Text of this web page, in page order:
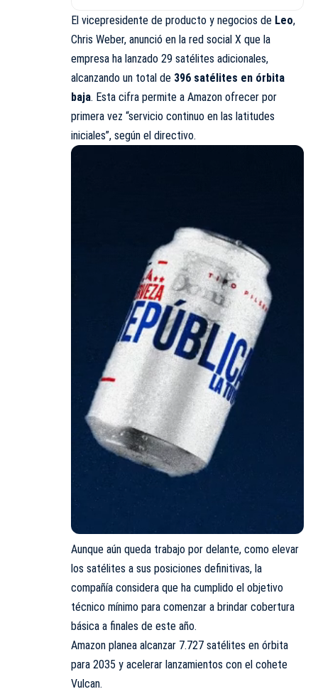
El vicepresidente de producto y negocios de Leo,
Chris Weber, anunció en la red social X que la
empresa ha lanzado 29 satélites adicionales,
alcanzando un total de 396 satélites en órbita
baja. Esta cifra permite a Amazon ofrecer por
primera vez “servicio continuo en las latitudes
iniciales”, según el directivo.
Aunque aún queda trabajo por delante, como elevar
los satélites a sus posiciones definitivas, la
compañía considera que ha cumplido el objetivo
técnico mínimo para comenzar a brindar cobertura
básica a finales de este año.
Amazon planea alcanzar 7.727 satélites en órbita
para 2035 y acelerar lanzamientos con el cohete
Vulcan.